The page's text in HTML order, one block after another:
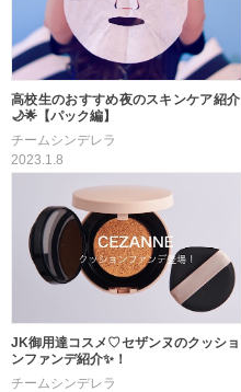
高校生のおすすめ夜のスキンケア紹介
🌙🌟【パック編】
チームシンデレラ
2023.1.8
JK御用達コスメ♡セザンヌのクッショ
ンファンデ紹介✨！
チームシンデレラ